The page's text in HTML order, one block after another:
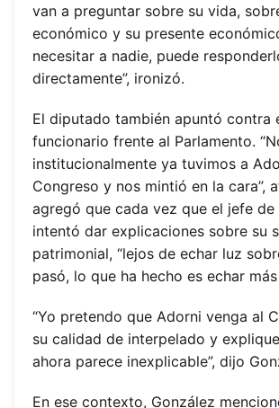
van a preguntar sobre su vida,
económico y su presente
necesitar a nadie, puede
directamente”, ironizó.
El diputado también apuntó contra
funcionario frente al Parlamento.
institucionalmente ya tuvimos a
Congreso y nos mintió en la cara”,
agregó que cada vez que el jefe de
intentó dar explicaciones sobre su
patrimonial, “lejos de echar luz
pasó, lo que ha hecho es echar más
“Yo pretendo que Adorni venga al
su calidad de interpelado y
ahora parece inexplicable”, dijo
En ese contexto, González